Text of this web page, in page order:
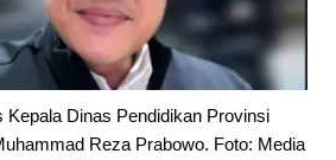
Kepala Dinas Pendidikan Provinsi
Reza Prabowo. Foto: Media